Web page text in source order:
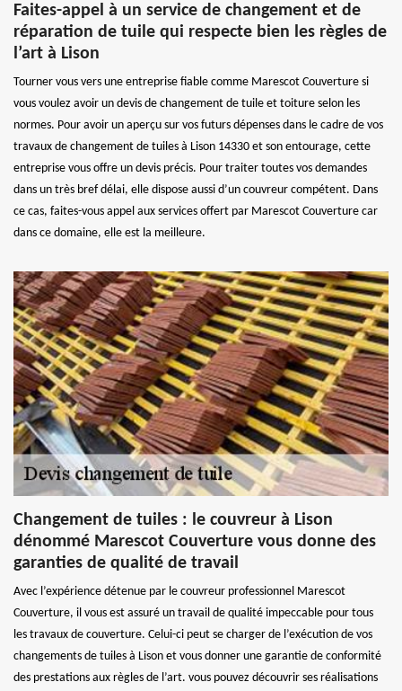
Faites-appel à un service de changement et de
réparation de tuile qui respecte bien les règles de
l’art à Lison
Tourner vous vers une entreprise fiable comme Marescot Couverture si
vous voulez avoir un devis de changement de tuile et toiture selon les
normes. Pour avoir un aperçu sur vos futurs dépenses dans le cadre de vos
travaux de changement de tuiles à Lison 14330 et son entourage, cette
entreprise vous offre un devis précis. Pour traiter toutes vos demandes
dans un très bref délai, elle dispose aussi d’un couvreur compétent. Dans
ce cas, faites-vous appel aux services offert par Marescot Couverture car
dans ce domaine, elle est la meilleure.
Changement de tuiles : le couvreur à Lison
dénommé Marescot Couverture vous donne des
garanties de qualité de travail
Avec l’expérience détenue par le couvreur professionnel Marescot
Couverture, il vous est assuré un travail de qualité impeccable pour tous
les travaux de couverture. Celui-ci peut se charger de l’exécution de vos
changements de tuiles à Lison et vous donner une garantie de conformité
des prestations aux règles de l’art. vous pouvez découvrir ses réalisations